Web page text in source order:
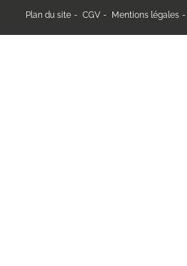
Plan du site CGV Mentions légales